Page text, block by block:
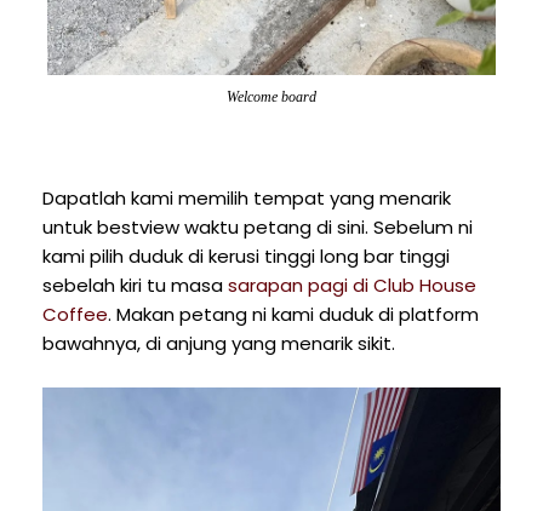
Welcome board
Dapatlah kami memilih tempat yang menarik
untuk bestview waktu petang di sini. Sebelum ni
kami pilih duduk di kerusi tinggi long bar tinggi
sebelah kiri tu masasarapan pagi di Club House
Coffee. Makan petang ni kami duduk di platform
bawahnya, di anjung yang menarik sikit.